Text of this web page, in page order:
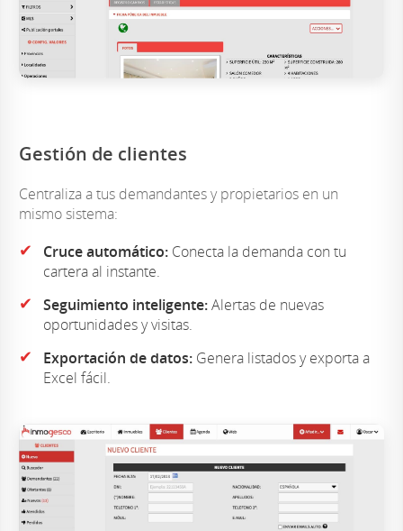
Gestión de clientes
Centraliza a tus demandantes y propietarios en un
mismo sistema:
✔ Cruce automático: Conecta la demanda con tu
cartera al instante.
✔ Seguimiento inteligente:Alertas de nuevas
oportunidades y visitas.
✔ Exportación de datos: Genera listados y exporta a
Excel fácil.